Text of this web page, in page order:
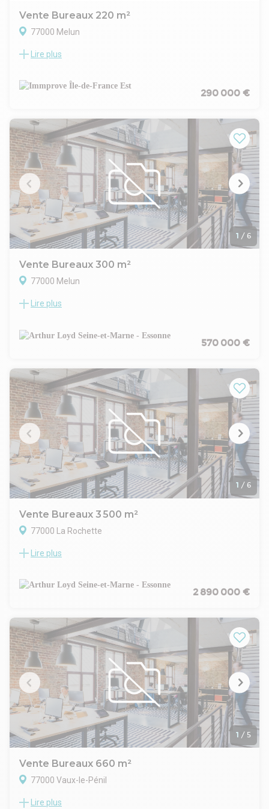
Vente Bureaux 220 m²
77000 Melun
Au centre de Melun, à proximité de la gare et des principaux
bureaux de 220 m² non divisibles à la vente. Le plateau est
aménagé et bénéficie d'un escalier de secours extérieur
Lire plus
290 000 €
1 / 6
Vente Bureaux 300 m²
77000 Melun
Arthur Loyd 77-91 vous propose à la VENTE INVESTISSEUR,
Melun.
Idéalement situé à 950m de la gare RER/SNCF de Melun et à
1er Mai 2015 générant un loyer annuel HT/HC de 48
000Euros.
Honoraires de commercialisation à la charge du Vendeur.
Taux de rentabilité à 8,4%
Prix de vente : 570.000 Euros HD
Lire plus
570 000 €
1 / 6
Vente Bureaux 3 500 m²
77000 La Rochette
Arthur Loyd 77-91 vous propose à la vente un bâtiment
La location génère un loyer annuel HT de 257 000 Euros hors
charges par an.
- 2 500 m² de bureaux en rez-de-chaussée,
- 1 000 m² de réserve.
- 49 places de stationnement en sous-sol.
L'ensemble est implanté sur un terrain de 10 017 m²,
disposant de 150 places de parking extérieures
Le site bénéficie d'une climatisation réversible, de la fibre
haut débit, d'un accès PMR et de nombreux espaces de
stockage. La toiture a été entièrement rénovée en 2021.
Idéalement situé à 850 m de la gare RER/SNCF de Melun et à
proximité des axes autoroutiers A5/A6, le bâtiment bénéficie
d'une accessibilité optimale.
Honoraires de commercialisation à la charge du Vendeur.
Lire plus
2 890 000 €
1 / 5
Vente Bureaux 660 m²
77000 Vaux-le-Pénil
Découvrez une opportunité exceptionnelle avec
Lire plus